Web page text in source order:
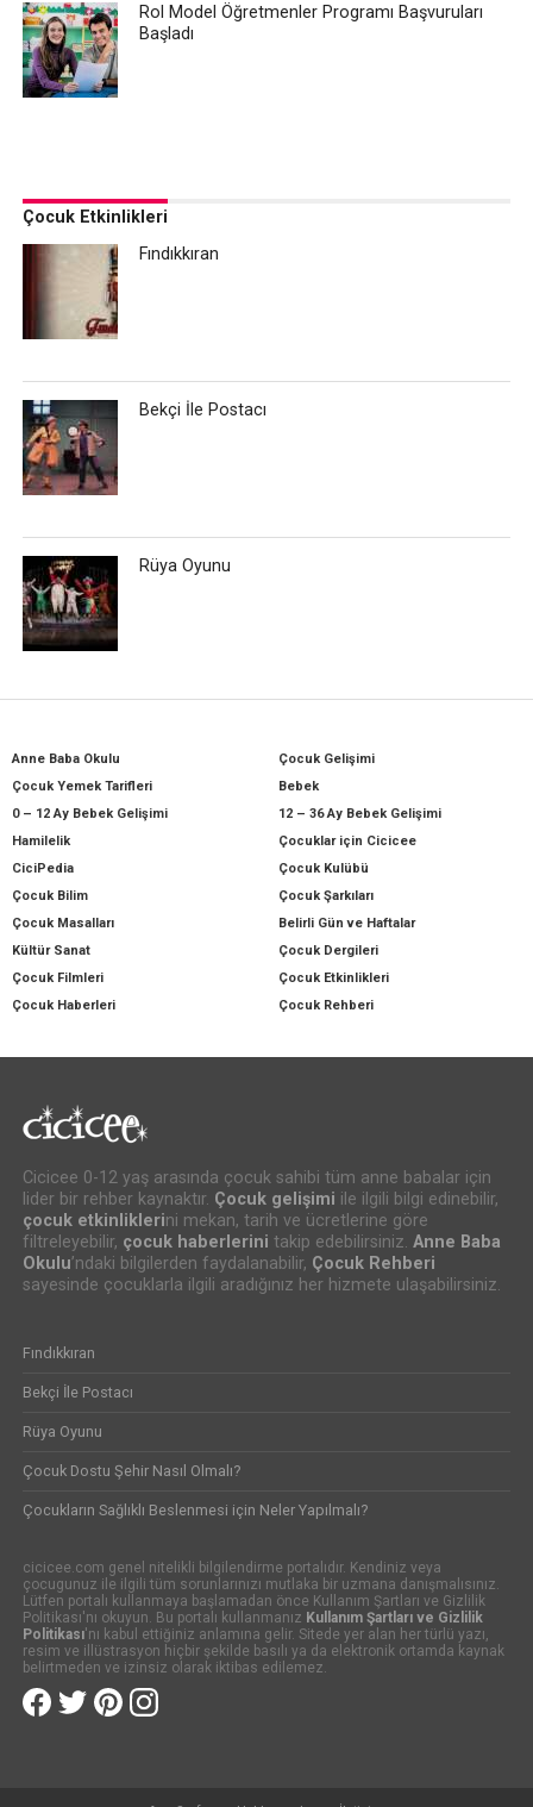
Rol Model Öğretmenler Programı Başvuruları
Başladı
Çocuk Etkinlikleri
Fındıkkıran
Bekçi İle Postacı
Rüya Oyunu
Anne Baba Okulu
Çocuk Gelişimi
Çocuk Yemek Tarifleri
Bebek
0 – 12 Ay Bebek Gelişimi
12 – 36 Ay Bebek Gelişimi
Hamilelik
Çocuklar için Cicicee
CiciPedia
Çocuk Kulübü
Çocuk Bilim
Çocuk Şarkıları
Çocuk Masalları
Belirli Gün ve Haftalar
Kültür Sanat
Çocuk Dergileri
Çocuk Filmleri
Çocuk Etkinlikleri
Çocuk Haberleri
Çocuk Rehberi
Cicicee 0-12 yaş arasında çocuk sahibi tüm anne babalar için
lider bir rehber kaynaktır. Çocuk gelişimi ile ilgili bilgi edinebilir,
çocuk etkinliklerini mekan, tarih ve ücretlerine göre
filtreleyebilir, çocuk haberlerini takip edebilirsiniz. Anne Baba
Okulu’ndaki bilgilerden faydalanabilir, Çocuk Rehberi
sayesinde çocuklarla ilgili aradığınız her hizmete ulaşabilirsiniz.
Fındıkkıran
Bekçi İle Postacı
Rüya Oyunu
Çocuk Dostu Şehir Nasıl Olmalı?
Çocukların Sağlıklı Beslenmesi için Neler Yapılmalı?
cicicee.com genel nitelikli bilgilendirme portalıdır. Kendiniz veya
çocugunuz ile ilgili tüm sorunlarınızı mutlaka bir uzmana danışmalısınız.
Lütfen portalı kullanmaya başlamadan önce Kullanım Şartları ve Gizlilik
Politikası'nı okuyun. Bu portalı kullanmanız Kullanım Şartları ve Gizlilik
Politikası'nı kabul ettiğiniz anlamına gelir. Sitede yer alan her türlü yazı,
resim ve illüstrasyon hiçbir şekilde basılı ya da elektronik ortamda kaynak
belirtmeden ve izinsiz olarak iktibas edilemez.